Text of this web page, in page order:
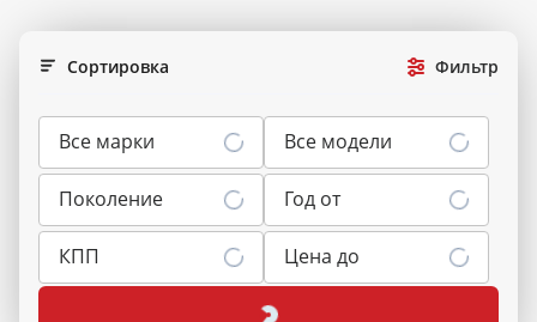
Фильтр
Сортировка
Все марки Все модели
Поколение Год от
КПП Цена до